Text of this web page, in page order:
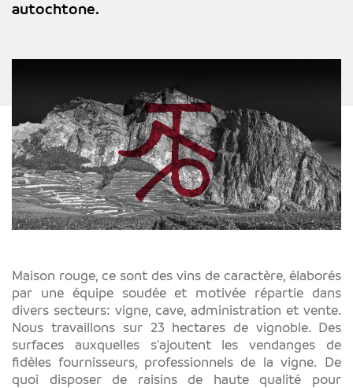
autochtone.
Maison rouge, ce sont des vins de caractère, élaborés
par une équipe soudée et motivée répartie dans
divers secteurs: vigne, cave, administration et vente.
Nous travaillons sur 23 hectares de vignoble. Des
surfaces auxquelles s'ajoutent les vendanges de
fidèles fournisseurs, professionnels de la vigne. De
quoi disposer de raisins de haute qualité pour